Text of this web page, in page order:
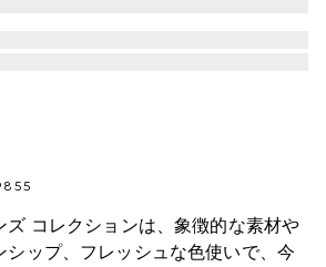
ズ コレクションは、象徴的な素材や
シップ、フレッシュな色使いで、今